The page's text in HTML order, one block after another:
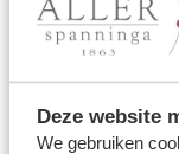
Deze website
We gebruiken
Ons aanbod
Memoireringen
Verlovingsringen